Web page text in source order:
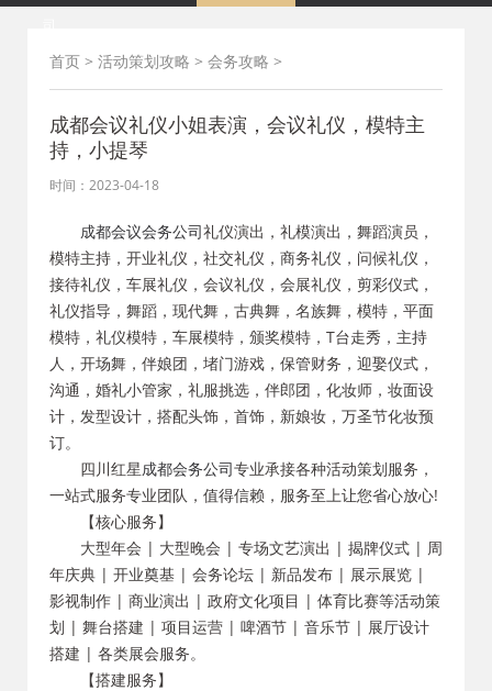
首页 > 活动策划攻略 > 会务攻略 >
成都会议礼仪小姐表演，会议礼仪，模特主
持，小提琴
时间：2023-04-18
成都会议会务公司礼仪演出，礼模演出，舞蹈演员，
模特主持，开业礼仪，社交礼仪，商务礼仪，问候礼仪，
接待礼仪，车展礼仪，会议礼仪，会展礼仪，剪彩仪式，
礼仪指导，舞蹈，现代舞，古典舞，名族舞，模特，平面
模特，礼仪模特，车展模特，颁奖模特，T台走秀，主持
人，开场舞，伴娘团，堵门游戏，保管财务，迎娶仪式，
沟通，婚礼小管家，礼服挑选，伴郎团，化妆师，妆面设
计，发型设计，搭配头饰，首饰，新娘妆，万圣节化妆预
订。
四川红星成都会务公司专业承接各种活动策划服务，
一站式服务专业团队，值得信赖，服务至上让您省心放心!
【核心服务】
大型年会 | 大型晚会 | 专场文艺演出 | 揭牌仪式 | 周
年庆典 | 开业奠基 | 会务论坛 | 新品发布 | 展示展览 |
影视制作 | 商业演出 | 政府文化项目 | 体育比赛等活动策
划 | 舞台搭建 | 项目运营 | 啤酒节 | 音乐节 | 展厅设计
搭建 | 各类展会服务。
【搭建服务】